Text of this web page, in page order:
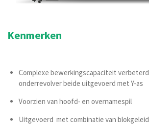
Kenmerken
Complexe bewerkingscapaciteit
onderrevolver beide uitgevoerd met Y-as
Voorzien van hoofd- en overnamespil
Uitgevoerd met combinatie van